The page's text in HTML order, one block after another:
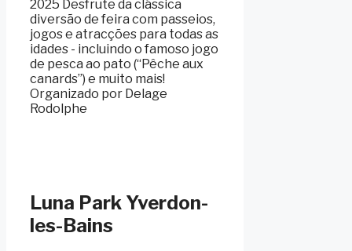
2025 Desfrute da clássica
diversão de feira com passeios,
jogos e atracções para todas as
idades - incluindo o famoso jogo
de pesca ao pato (“Pêche aux
canards”) e muito mais!
Organizado por Delage
Rodolphe
Luna Park Yverdon-
les-Bains